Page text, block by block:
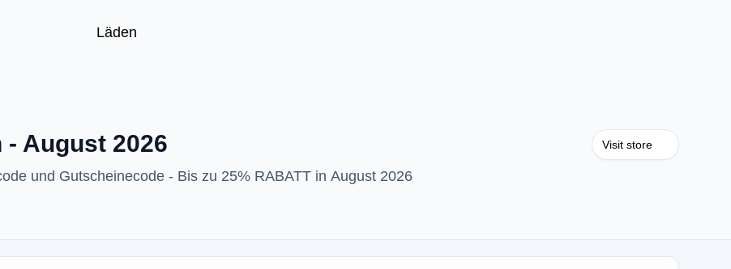
Läden
August 2026
und Gutscheinecode - Bis zu 25% RABATT in August 2026
Visit store